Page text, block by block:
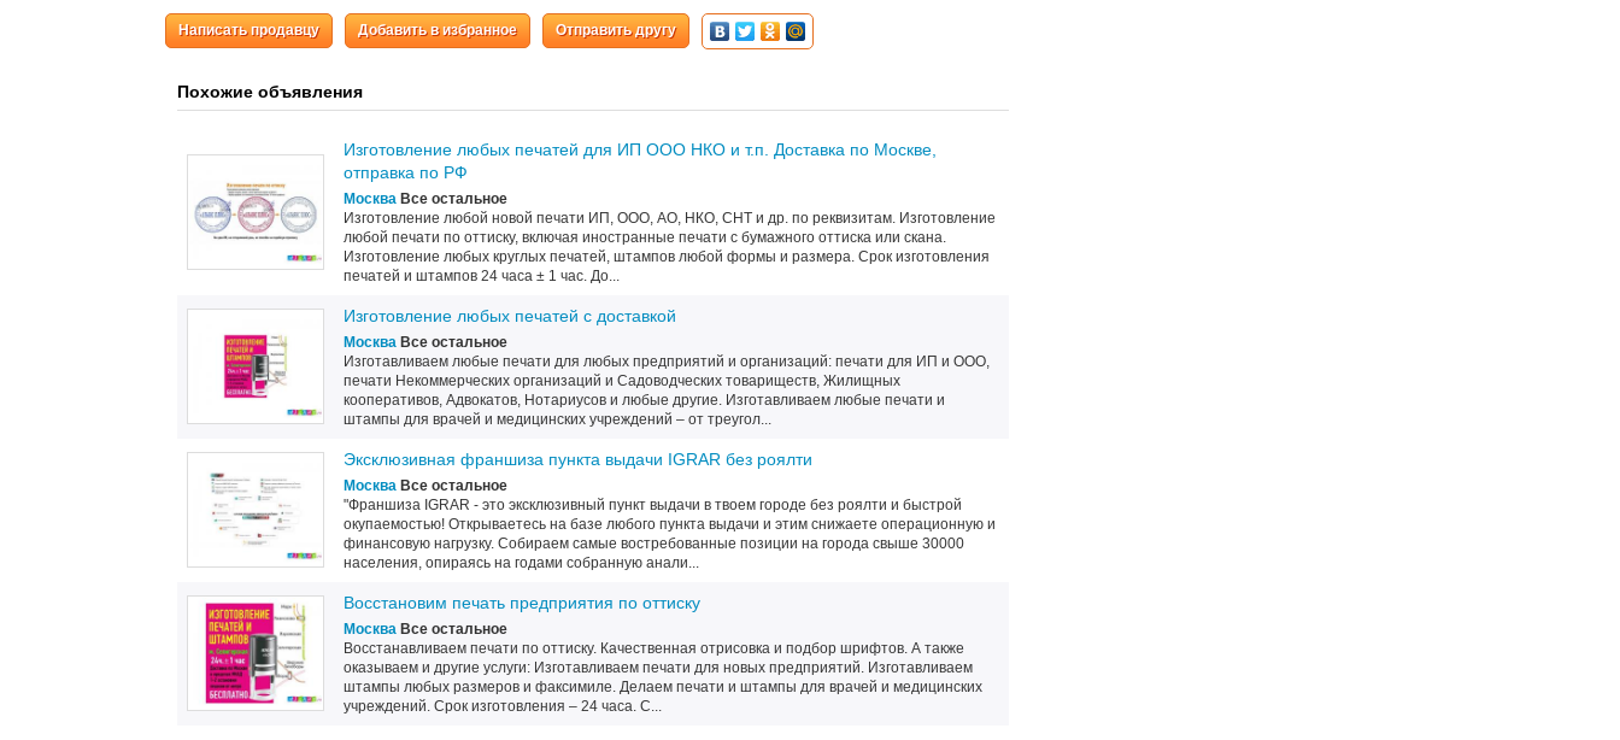
Написать продавцу Добавить в избранное Отправить другу
Похожие объявления
Изготовление любых печатей для ИП ООО НКО и т.п. Доставка по Москве,
отправка по РФ
Москва Все остальное
Изготовление любой новой печати ИП, ООО, АО, НКО, СНТ и др. по реквизитам. Изготовление
любой печати по оттиску, включая иностранные печати с бумажного оттиска или скана.
Изготовление любых круглых печатей, штампов любой формы и размера. Срок изготовления
печатей и штампов 24 часа ± 1 час. До...
Изготовление любых печатей с доставкой
Москва Все остальное
Изготавливаем любые печати для любых предприятий и организаций: печати для ИП и ООО,
печати Некоммерческих организаций и Садоводческих товариществ, Жилищных
кооперативов, Адвокатов, Нотариусов и любые другие. Изготавливаем любые печати и
штампы для врачей и медицинских учреждений – от треугол...
Эксклюзивная франшиза пункта выдачи IGRAR без роялти
Москва Все остальное
"Франшиза IGRAR - это эксклюзивный пункт выдачи в твоем городе без роялти и быстрой
окупаемостью! Открываетесь на базе любого пункта выдачи и этим снижаете операционную и
финансовую нагрузку. Собираем самые востребованные позиции на города свыше 30000
населения, опираясь на годами собранную анали...
Восстановим печать предприятия по оттиску
Москва Все остальное
Восстанавливаем печати по оттиску. Качественная отрисовка и подбор шрифтов. А также
оказываем и другие услуги: Изготавливаем печати для новых предприятий. Изготавливаем
штампы любых размеров и факсимиле. Делаем печати и штампы для врачей и медицинских
учреждений. Срок изготовления – 24 часа. С...